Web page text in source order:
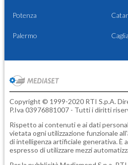
Potenza
Palermo
Copyright © 1999-2020 RTI S.p.A.
P.Iva 03976881007 - Tutti i diritti
Rispetto ai contenuti e ai dati
vietata ogni utilizzazione funzionale
di intelligenza artificiale generativa. È
espresso di utilizzare mezzi